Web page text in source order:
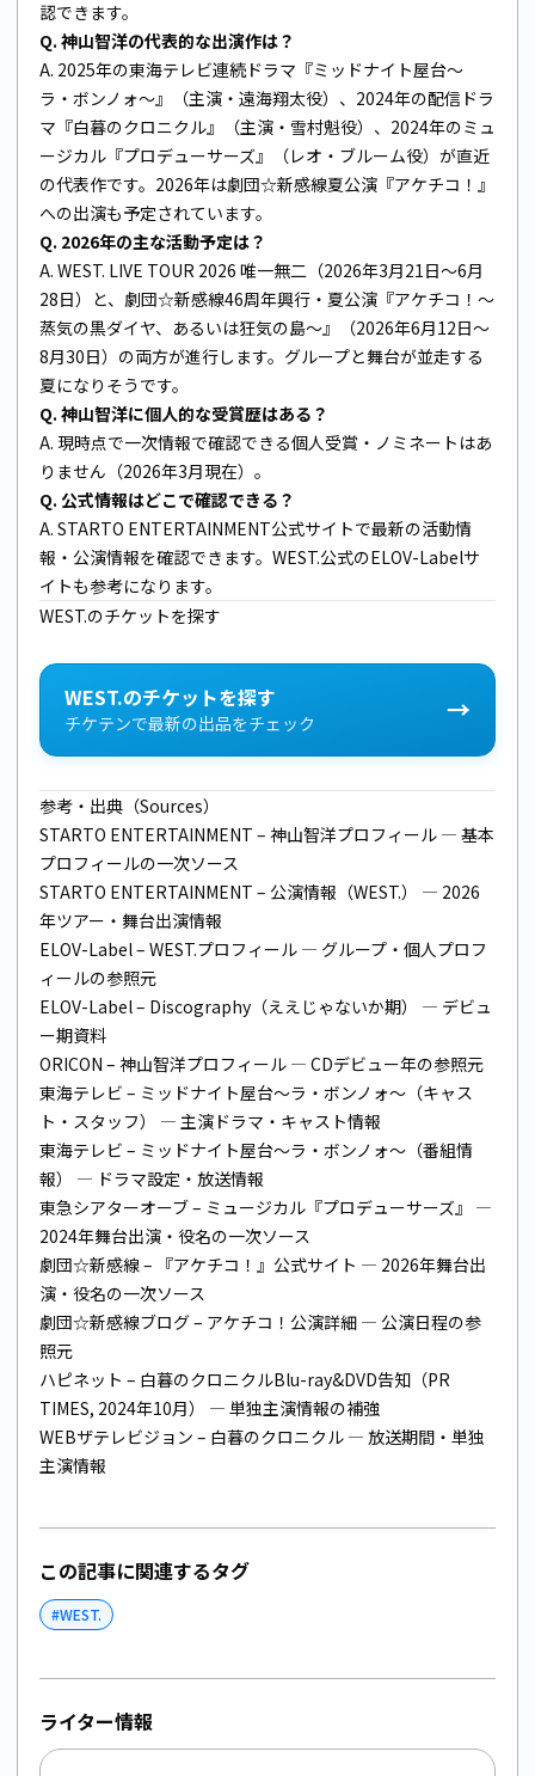
認できます。
Q. 神山智洋の代表的な出演作は？
A. 2025年の東海テレビ連続ドラマ『ミッドナイト屋台〜
ラ・ボンノォ〜』（主演・遠海翔太役）、2024年の配信ドラ
マ『白暮のクロニクル』（主演・雪村魁役）、2024年のミュ
ージカル『プロデューサーズ』（レオ・ブルーム役）が直近
の代表作です。2026年は劇団☆新感線夏公演『アケチコ！』
への出演も予定されています。
Q. 2026年の主な活動予定は？
A. WEST. LIVE TOUR 2026 唯一無二（2026年3月21日〜6月
28日）と、劇団☆新感線46周年興行・夏公演『アケチコ！〜
蒸気の黒ダイヤ、あるいは狂気の島〜』（2026年6月12日〜
8月30日）の両方が進行します。グループと舞台が並走する
夏になりそうです。
Q. 神山智洋に個人的な受賞歴はある？
A. 現時点で一次情報で確認できる個人受賞・ノミネートはあ
りません（2026年3月現在）。
Q. 公式情報はどこで確認できる？
A. STARTO ENTERTAINMENT公式サイトで最新の活動情
報・公演情報を確認できます。WEST.公式のELOV-Labelサ
イトも参考になります。
WEST.のチケットを探す
WEST.のチケットを探す
チケテンで最新の出品をチェック →
参考・出典（Sources）
STARTO ENTERTAINMENT – 神山智洋プロフィール — 基本
プロフィールの一次ソース
STARTO ENTERTAINMENT – 公演情報（WEST.）
— 2026
年ツアー・舞台出演情報
ELOV-Label – WEST.プロフィール — グループ・個人プロフ
ィールの参照元
ELOV-Label – Discography（ええじゃないか期）
— デビュ
ー期資料
ORICON – 神山智洋プロフィール — CDデビュー年の参照元
東海テレビ – ミッドナイト屋台〜ラ・ボンノォ〜（キャス
ト・スタッフ）
— 主演ドラマ・キャスト情報
東海テレビ – ミッドナイト屋台〜ラ・ボンノォ〜（番組情
報）
— ドラマ設定・放送情報
東急シアターオーブ – ミュージカル『プロデューサーズ』 —
2024年舞台出演・役名の一次ソース
劇団☆新感線 – 『アケチコ！』公式サイト — 2026年舞台出
演・役名の一次ソース
劇団☆新感線ブログ – アケチコ！公演詳細 — 公演日程の参
照元
ハピネット – 白暮のクロニクルBlu-ray&DVD告知（PR
TIMES, 2024年10月）
— 単独主演情報の補強
WEBザテレビジョン – 白暮のクロニクル — 放送期間・単独
主演情報
この記事に関連するタグ
#WEST.
ライター情報